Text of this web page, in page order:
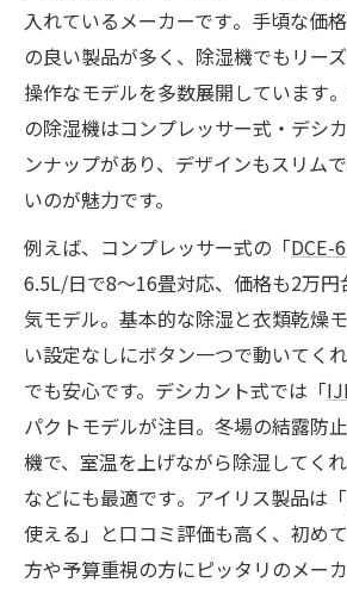
入れているメーカーです​。手頃な価
の良い製品が多く、除湿機でもリー
操作なモデルを多数展開しています​
の除湿機はコンプレッサー式・デシ
ンナップがあり、デザインもスリム
いのが魅力です。
例えば、コンプレッサー式の「DCE-
6.5L/日で8～16畳対応、価格も2万円
気モデル。基本的な除湿と衣類乾燥
い設定なしにボタン一つで動いてく
でも安心です。デシカント式では「
パクトモデルが注目。冬場の結露防
機で、室温を上げながら除湿してく
などにも最適です​。アイリス製品は
使える」と口コミ評価も高く、初め
方や予算重視の方にピッタリのメーカ